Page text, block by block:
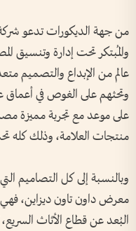
والمُبتكر تحت إدارة وتنسيق
عالم من الإبداع والتصميم
على موعد مع تجربة مميزة
منتجات العلامة، وذلك
معرض داون تاون ديزاين، فهي
البُعد عن قطاع الأثاث